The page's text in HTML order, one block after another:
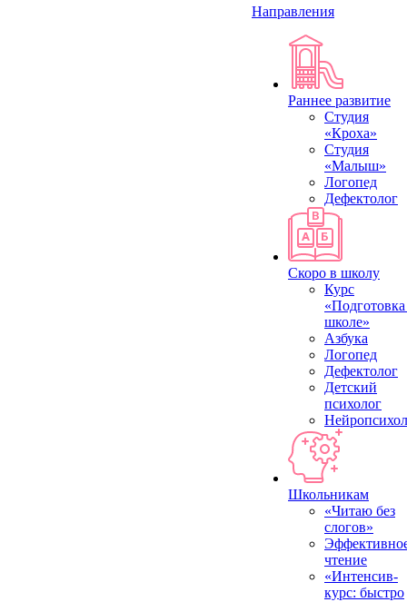
Направления
Раннее развитие
Студия
«Кроха»
Студия
«Малыш»
Логопед
Дефектолог
Скоро в школу
Курс
школе»
Азбука
Логопед
Дефектолог
Детский
психолог
Школьникам
«Читаю без
слогов»
чтение
«Интенсив-
курс: быстро